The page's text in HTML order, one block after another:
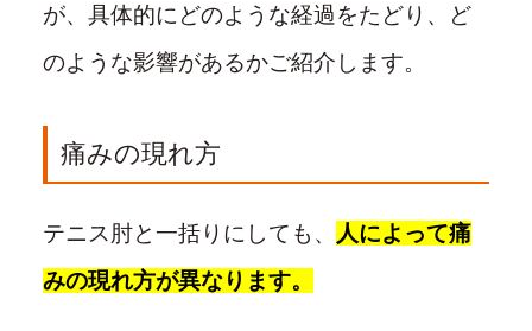
が、具体的にどのような経過をたどり、ど
のような影響があるかご紹介します。
痛みの現れ方
テニス肘と一括りにしても、
人によって痛
みの現れ方が異なります。